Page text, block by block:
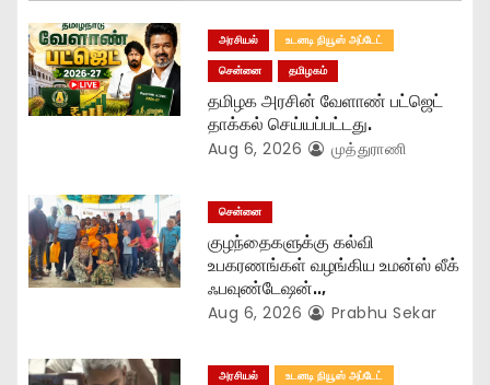
i
o
n
அரசியல்
உடனடி நியூஸ் அப்டேட்
சென்னை
தமிழகம்
தமிழக அரசின் வேளாண் பட்ஜெட்
தாக்கல் செய்யப்பட்டது.
Aug 6, 2026 முத்துராணி
சென்னை
குழந்தைகளுக்கு கல்வி
உபகரணங்கள் வழங்கிய உமன்ஸ் லீக்
ஃபவுண்டேஷன்..,
Aug 6, 2026 Prabhu Sekar
அரசியல்
உடனடி நியூஸ் அப்டேட்